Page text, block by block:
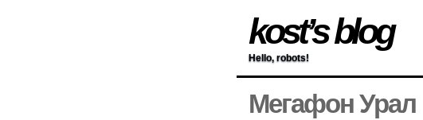
kost’s blog
Hello, robots!
Мегафон Урал